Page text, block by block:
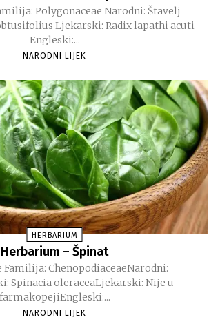
Polygonaceae Narodni: Štavelj
Ljekarski: Radix lapathi acuti
Engleski:...
NARODNI LIJEK
HERBARIUM
Herbarium – Špinat
Spinacia oleraceaLjekarski: Nije u
farmakopejiEngleski:...
NARODNI LIJEK